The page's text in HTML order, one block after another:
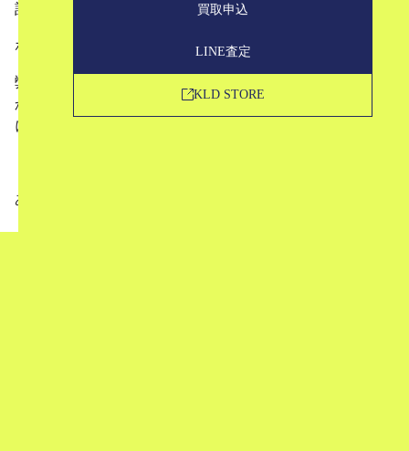
買取申込
LINE査定
KLD STORE
記事を作っています。
ホラー映画はどんな季節に見ても良いものですからね！
弊社随一の映画好き査定士さんにもご協力いただき、服の
かわいさも楽しめるホラー映画をご紹介しますので楽しみ
にお待ちくださいね。
ありがとうございました！